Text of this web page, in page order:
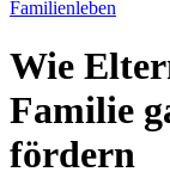
Familienleben
Wie
Familie
fördern